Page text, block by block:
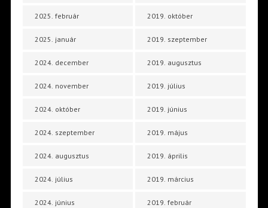
2025. február
2025. január
2024. december
2024. november
2024. október
2024. szeptember
2024. augusztus
2024. július
2024. június
2019. október
2019. szeptember
2019. augusztus
2019. július
2019. június
2019. május
2019. április
2019. március
2019. február